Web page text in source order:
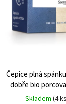
Čepice plná
dobře bio
Skladem (4 ks